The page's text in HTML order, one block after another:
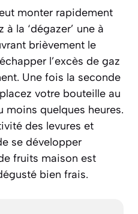
monter rapidement
la ‘dégazer’ une à
brièvement le
l’excès de gaz
Une fois la seconde
votre bouteille au
moins quelques heures.
des levures et
se développer
fruits maison est
bien frais.